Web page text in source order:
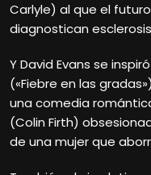
Carlyle) al que el
diagnostican
Y David Evans se
(«Fiebre en las
una comedia
(Colin Firth)
de una mujer que